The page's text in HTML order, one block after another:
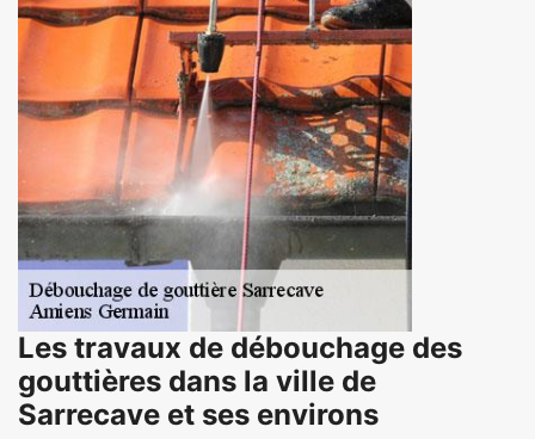
Les travaux de débouchage des
gouttières dans la ville de
Sarrecave et ses environs